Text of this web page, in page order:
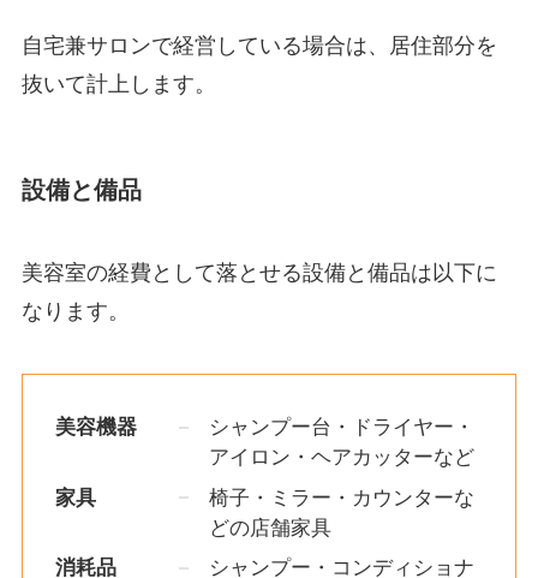
自宅兼サロンで経営している場合は、居住部分を
抜いて計上します。
設備と備品
美容室の経費として落とせる設備と備品は以下に
なります。
美容機器
シャンプー台・ドライヤー・
アイロン・ヘアカッターなど
家具
椅子・ミラー・カウンターな
どの店舗家具
消耗品
シャンプー・コンディショナ